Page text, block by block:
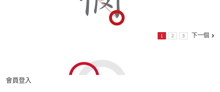
1 2 3 下一個
會員登入